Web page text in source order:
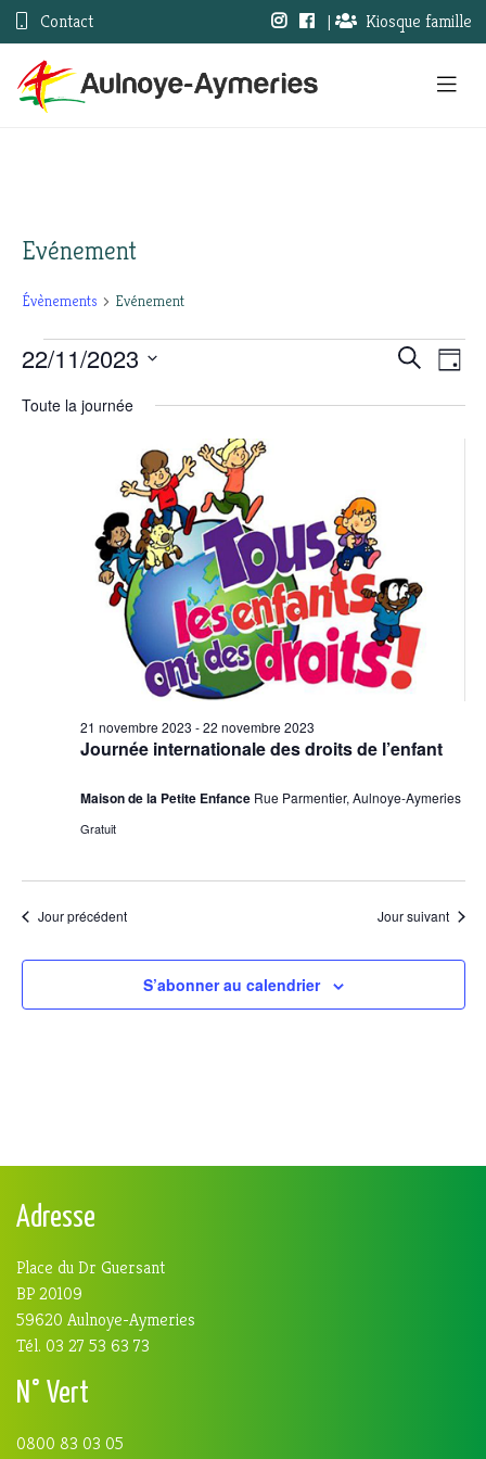
Contact | Kiosque famille
Evénement
Évènements Evénement
Évènements
for
novembre
et
Recherche
Jour
22/11/2023
une
Toute la journée
Journée internationale des droits de l’enfant
21 novembre 2023 -22 novembre 2023
Maison de la Petite Enfance Rue Parmentier, Aulnoye-Aymeries
Gratuit
Jour précédent Jour suivant
S’abonner au calendrier
Adresse
Place du Dr Guersant
BP 20109
59620 Aulnoye-Aymeries
Tél. 03 27 53 63 73
N° Vert
0800 83 03 05